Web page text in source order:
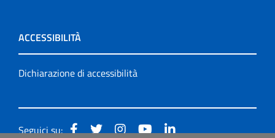
ACCESSIBILITÀ
Dichiarazione di accessibilità
Seguici su: